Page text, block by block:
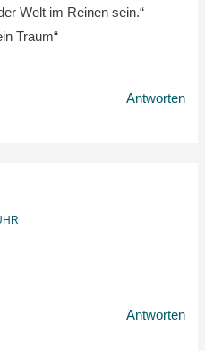
Welt im Reinen sein.“
Traum“
Antworten
Antworten